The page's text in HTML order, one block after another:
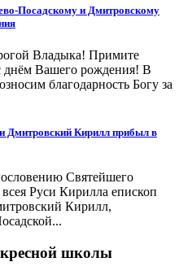
Посадскому и Дмитровскому
Владыка! Примите
днём Вашего рождения! В
благодарность Богу за
Дмитровский Кирилл прибыл в
Святейшего
Руси Кирилла епископ
Кирилл,
школы